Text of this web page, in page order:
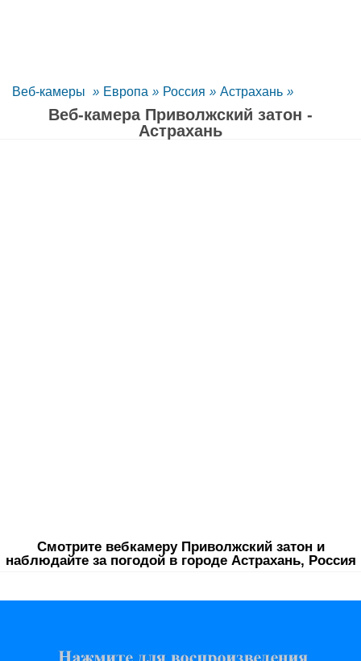
Веб-камеры » Европа » Россия » Астрахань »
Веб-камера Приволжский затон -
Астрахань
Смотрите вебкамеру Приволжский затон и
наблюдайте за погодой в городе Астрахань, Россия